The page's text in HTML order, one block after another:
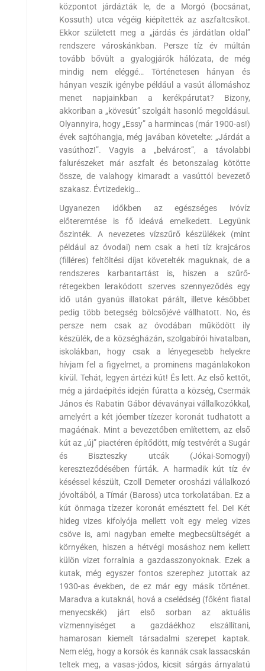
központot járdázták le, de a Morgó (bocsánat,
Kossuth) utca végéig kiépítették az aszfaltcsíkot.
Ekkor született meg a „járdás és járdátlan oldal”
rendszere városkánkban. Persze tíz év múltán
tovább bővült a gyalogjárók hálózata, de még
mindig nem eléggé… Történetesen hányan és
hányan veszik igénybe például a vasút állomáshoz
menet napjainkban a kerékpárutat? Bizony,
akkoriban a „kövesút” szolgált hasonló megoldásul.
Olyannyira, hogy „Essy” a harmincas (már 1900-as!)
évek sajtóhangja, még javában követelte: „Járdát a
vasúthoz!”. Vagyis a „belvárost”, a távolabbi
falurészeket már aszfalt és betonszalag kötötte
össze, de valahogy kimaradt a vasúttól bevezető
szakasz. Évtizedekig…
Ugyanezen időkben az egészséges ivóvíz
előteremtése is fő ideává emelkedett. Legyünk
őszinték. A nevezetes vízszűrő készülékek (mint
például az óvodai) nem csak a heti tíz krajcáros
(filléres) feltöltési díjat követelték maguknak, de a
rendszeres karbantartást is, hiszen a szűrő-
rétegekben lerakódott szerves szennyeződés egy
idő után gyanús illatokat párált, illetve későbbet
pedig több betegség bölcsőjévé vállhatott. No, és
persze nem csak az óvodában működött ily
készülék, de a községházán, szolgabírói hivatalban,
iskolákban, hogy csak a lényegesebb helyekre
hívjam fel a figyelmet, a prominens magánlakokon
kívül. Tehát, legyen ártézi kút! És lett. Az első kettőt,
még a járdaépítés idején fúratta a község, Csermák
János és Rabatin Gábor dévaványai vállalkozókkal,
amelyért a két jóember tízezer koronát tudhatott a
magáénak. Mint a bevezetőben említettem, az első
kút az „új” piactéren építődött, míg testvérét a Sugár
és Biszteszky utcák (Jókai-Somogyi)
kereszteződésében fúrták. A harmadik kút tíz év
késéssel készült, Czoll Demeter orosházi vállalkozó
jóvoltából, a Tímár (Baross) utca torkolatában. Ez a
kút önmaga tízezer koronát emésztett fel. De! Két
hideg vizes kifolyója mellett volt egy meleg vizes
csöve is, ami nagyban emelte megbecsültségét a
környéken, hiszen a hétvégi mosáshoz nem kellett
külön vizet forralnia a gazdasszonyoknak. Ezek a
kutak, még egyszer fontos szerephez jutottak az
1930-as években, de ez már egy másik történet.
Maradva a kutaknál, hová a cselédség (főként fiatal
menyecskék) járt első sorban az aktuális
vízmennyiséget a gazdáékhoz elszállítani,
hamarosan kiemelt társadalmi szerepet kaptak.
Nem elég, hogy a korsók és kannák csak lassacskán
teltek meg, a vasas-jódos, kicsit sárgás árnyalatú